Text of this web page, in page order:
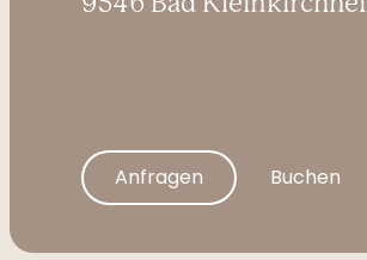
Anfragen Buchen